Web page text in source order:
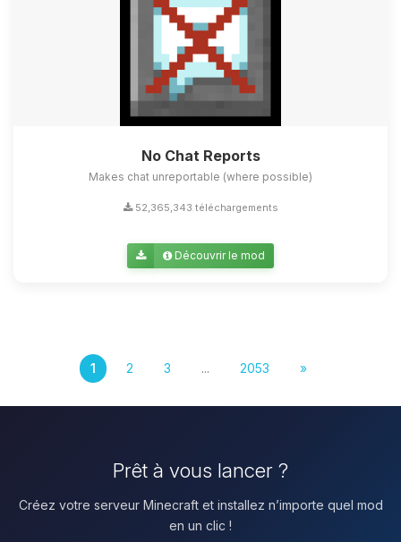
No Chat Reports
Makes chat unreportable (where possible)
52,365,343 téléchargements
Découvrir le mod
1 2 3 ... 2053 »
Prêt à vous lancer ?
Créez votre serveur Minecraft et installez n’importe quel mod
en un clic !